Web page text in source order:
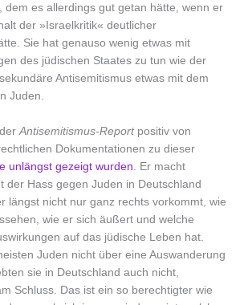
dem es allerdings gut getan hätte, wenn er
der »Israelkritik« deutlicher
Sie hat genauso wenig etwas mit
des jüdischen Staates zu tun wie der
Antisemitismus etwas mit dem
Juden.
derAntisemitismus-Reportpositiv von
Dokumentationen zu dieser
unlängst gezeigt wurden . Er macht
der Hass gegen Juden in Deutschland
längst nicht nur ganz rechts vorkommt, wie
wie er sich äußert und welche
auf das jüdische Leben hat.
Juden nicht über eine Auswanderung
sie in Deutschland auch nicht,
Schluss. Das ist ein so berechtigter wie